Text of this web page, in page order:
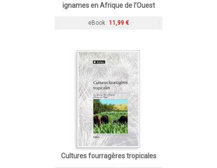
ignames en Afrique de l’Ouest
eBook 11,99 €
Cultures fourragères tropicales